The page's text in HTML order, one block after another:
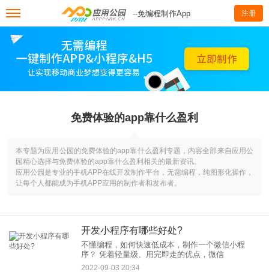
--免编程制作App 注册
免费体验的app靠什么盈利
本专题为应用公园的免费体验的app靠什么盈利专题，内容全部来自应用公
园精心选择与免费体验的app靠什么盈利相关的最新资讯。
应用公园是专业的手机APP在线开发制作平台，无需编程，纯图形化操作，
让每个人都能成为手机APP应用的制作者和发布者。
开发小程序有哪些好处?
不懂编程，如何快速低成本，制作一个微信小程
序？ 凭着轻量级、用完即走的优点，微信
2022-09-03 20:34